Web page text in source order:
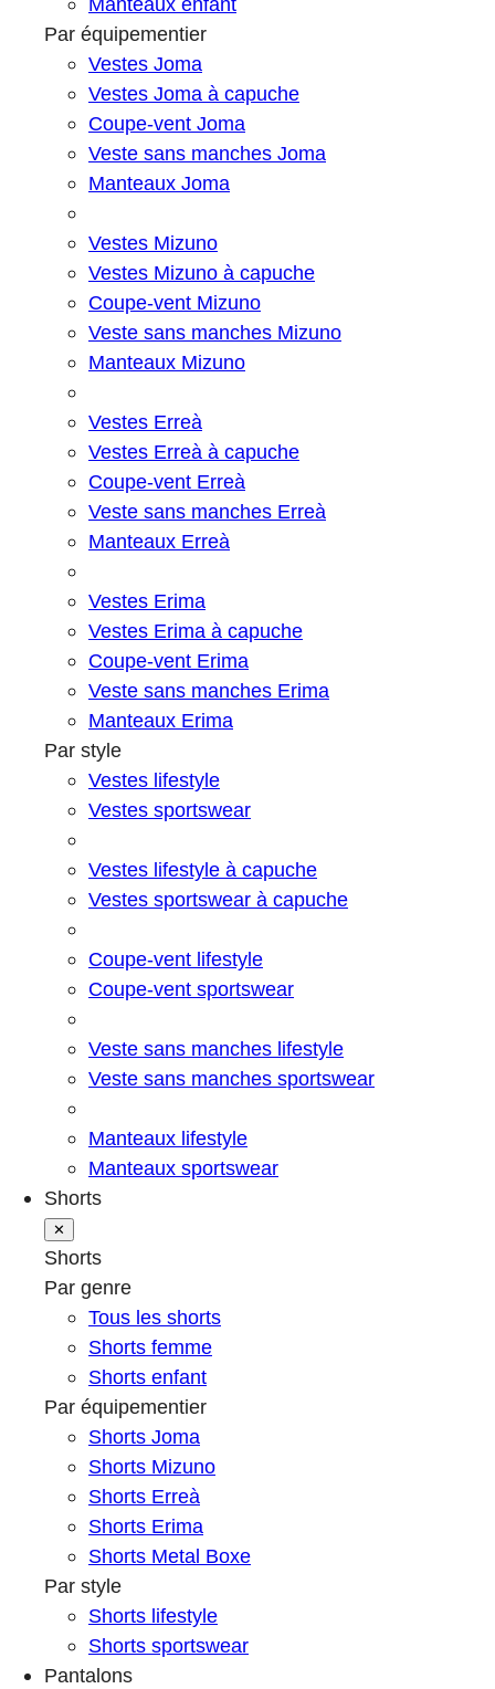
Par équipementier
Vestes Joma
Vestes Joma à capuche
Coupe-vent Joma
Veste sans manches Joma
Manteaux Joma
Vestes Mizuno
Vestes Mizuno à capuche
Coupe-vent Mizuno
Veste sans manches Mizuno
Manteaux Mizuno
Vestes Erreà
Vestes Erreà à capuche
Coupe-vent Erreà
Veste sans manches Erreà
Manteaux Erreà
Vestes Erima
Vestes Erima à capuche
Coupe-vent Erima
Veste sans manches Erima
Manteaux Erima
Par style
Vestes lifestyle
Vestes sportswear
Vestes lifestyle à capuche
Vestes sportswear à capuche
Coupe-vent lifestyle
Coupe-vent sportswear
Veste sans manches lifestyle
Veste sans manches sportswear
Manteaux lifestyle
Manteaux sportswear
Shorts
✕
Shorts
Par genre
Tous les shorts
Shorts femme
Shorts enfant
Par équipementier
Shorts Joma
Shorts Mizuno
Shorts Erreà
Shorts Erima
Shorts Metal Boxe
Par style
Shorts lifestyle
Shorts sportswear
Pantalons